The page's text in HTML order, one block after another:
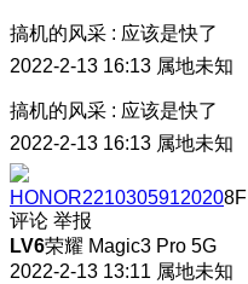
搞机的风采 : 应该是快了
2022-2-13 16:13 属地未知
搞机的风采 : 应该是快了
2022-2-13 16:13 属地未知
HONOR22103059120208F
评论 举报
LV6荣耀 Magic3 Pro 5G
2022-2-13 13:11 属地未知